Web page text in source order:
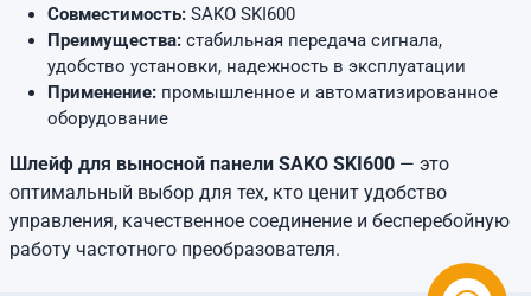
Совместимость: SAKO SKI600
Преимущества: стабильная передача сигнала,
удобство установки, надежность в эксплуатации
Применение: промышленное и автоматизированное
оборудование
Шлейф для выносной панели SAKO SKI600 — это
оптимальный выбор для тех, кто ценит удобство
управления, качественное соединение и бесперебойную
работу частотного преобразователя.